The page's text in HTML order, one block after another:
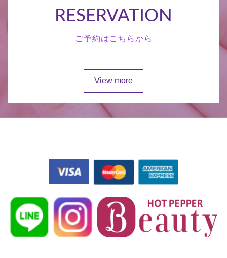
RESERVATION
ご予約はこちらから
View more